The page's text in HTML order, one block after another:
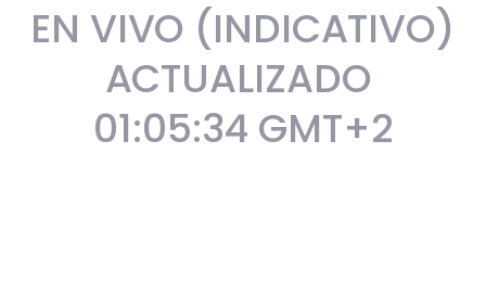
EN VIVO (INDICATIVO)
ACTUALIZADO
01:05:35 GMT+2